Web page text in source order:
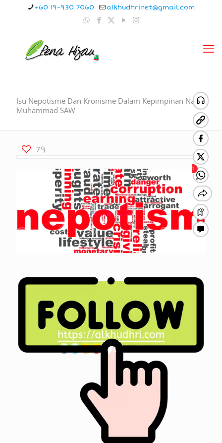
+60 19-930 7060 alkhudhrinet@gmail.com
Isu Nepotisme Dan Kronisme Dalam Kepimpinan Nabi
Muhammad SAW
79